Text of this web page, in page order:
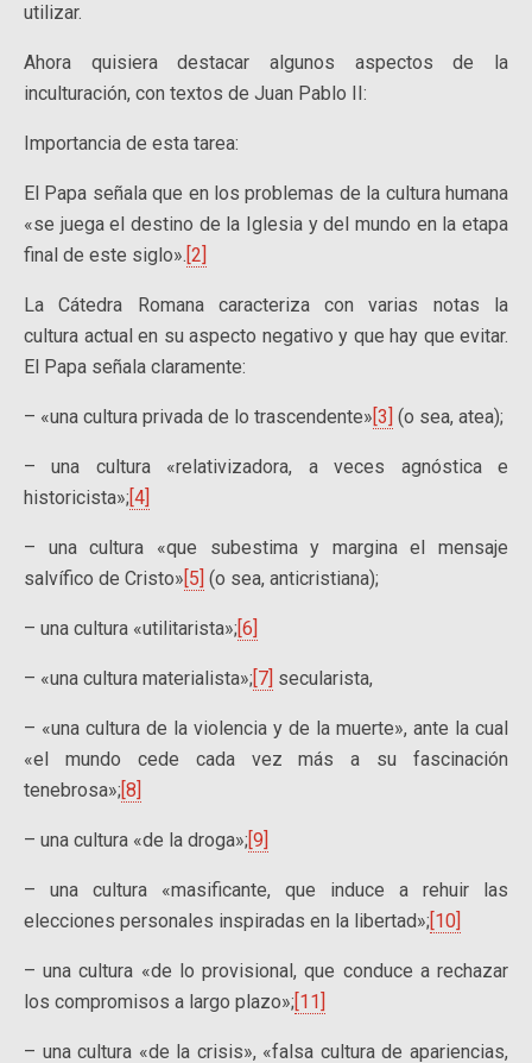
utilizar.
Ahora quisiera destacar algunos aspectos de la
inculturación, con textos de Juan Pablo II:
Importancia de esta tarea:
El Papa señala que en los problemas de la cultura humana
«se juega el destino de la Iglesia y del mundo en la etapa
final de este siglo».[2]
La Cátedra Romana caracteriza con varias notas la
cultura actual en su aspecto negativo y que hay que evitar.
El Papa señala claramente:
– «una cultura privada de lo trascendente»[3] (o sea, atea);
– una cultura «relativizadora, a veces agnóstica e
historicista»;[4]
– una cultura «que subestima y margina el mensaje
salvífico de Cristo»[5] (o sea, anticristiana);
– una cultura «utilitarista»;[6]
– «una cultura materialista»;[7] secularista,
– «una cultura de la violencia y de la muerte», ante la cual
«el mundo cede cada vez más a su fascinación
tenebrosa»;[8]
– una cultura «de la droga»;[9]
– una cultura «masificante, que induce a rehuir las
elecciones personales inspiradas en la libertad»;[10]
– una cultura «de lo provisional, que conduce a rechazar
los compromisos a largo plazo»;[11]
– una cultura «de la crisis», «falsa cultura de apariencias,